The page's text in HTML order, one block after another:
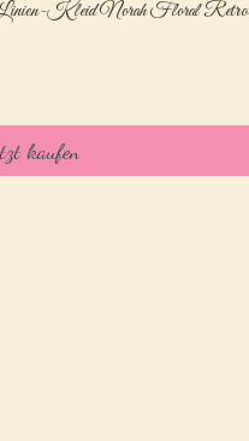
Kleid Norah Floral Retro
kaufen